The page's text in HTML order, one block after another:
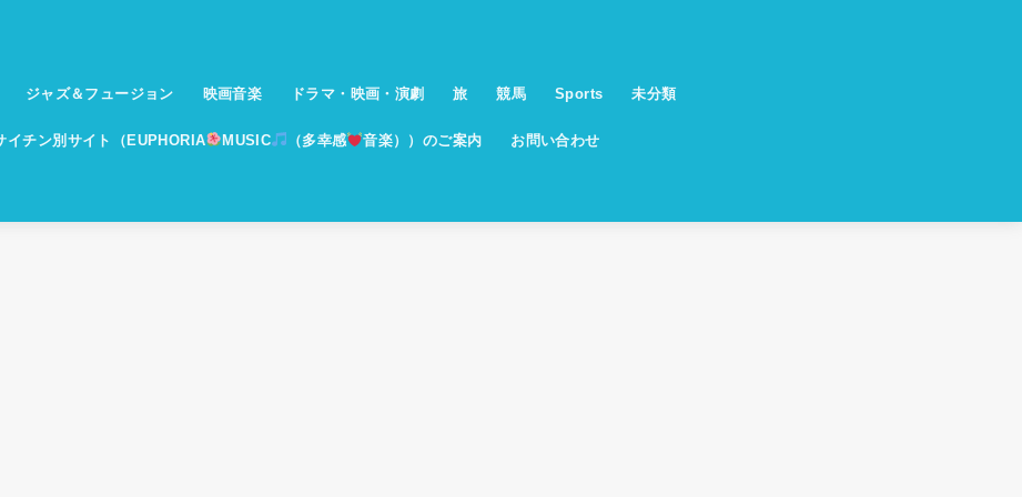
ジャズ＆フュージョン 映画音楽 ドラマ・映画・演劇 旅 競馬 Sports 未分類
イチン別サイト（EUPHORIA MUSIC （多幸感 音楽））のご案内 お問い合わせ